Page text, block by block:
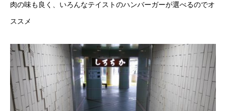
肉の味も良く、いろんなテイストのハンバーガーが選べるのでオ
ススメ